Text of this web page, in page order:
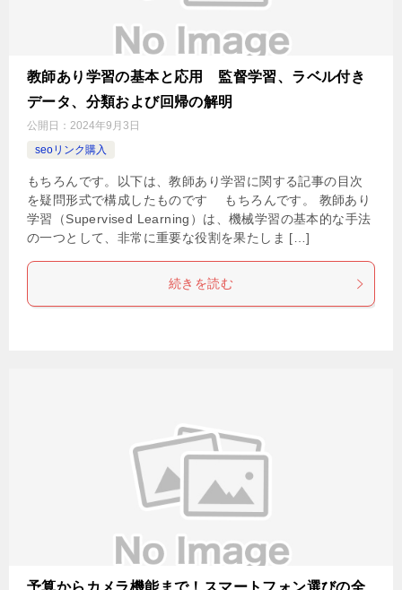
教師あり学習の基本と応用 監督学習、ラベル付き
データ、分類および回帰の解明
公開日： 2024年9月3日
seoリンク購入
もちろんです。以下は、教師あり学習に関する記事の目次
を疑問形式で構成したものです もちろんです。 教師あり
学習（Supervised Learning）は、機械学習の基本的な手法
の一つとして、非常に重要な役割を果たしま […]
続きを読む
予算からカメラ機能まで！スマートフォン選びの全